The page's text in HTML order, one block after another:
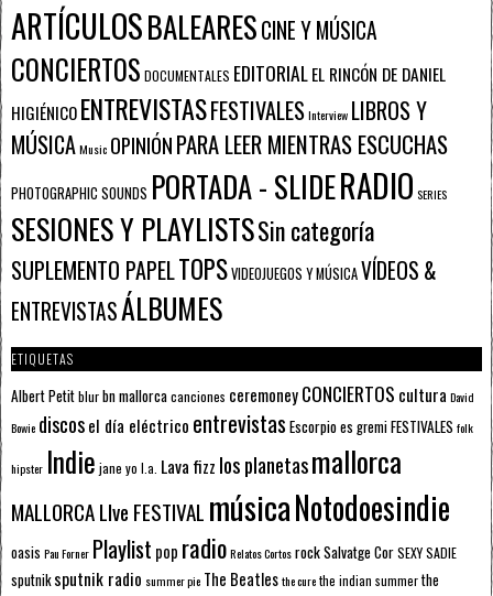
ARTÍCULOSBALEARESCINE Y MÚSICA
CONCIERTOS DOCUMENTALES EDITORIALEL RINCÓN DE DANIEL
HIGIÉNICOENTREVISTASFESTIVALESInterview LIBROS Y
MÚSICAMusic OPINIÓNPARA LEER MIENTRAS ESCUCHAS
PHOTOGRAPHIC SOUNDS PORTADA - SLIDERADIO SERIES
SESIONES Y PLAYLISTSSin categoría
SUPLEMENTO PAPELTOPSVIDEOJUEGOS Y MÚSICAVÍDEOS &
ENTREVISTASÁLBUMES
ETIQUETAS
Albert Petitblurbn mallorcacanciones ceremoneyCONCIERTOS cultura David
Bowie discosel día eléctrico entrevistas Escorpioes gremiFESTIVALES folk
hipster Indie jane yo l.a. Lava fizz los planetasmallorca
MALLORCA LIve FESTIVAL músicaNotodoesindie
oasis Pau Forner Playlist pop radioRelatos CortosrockSalvatge CorSEXY SADIE
sputnik sputnik radio summer pie The Beatlesthe curethe indian summerthe